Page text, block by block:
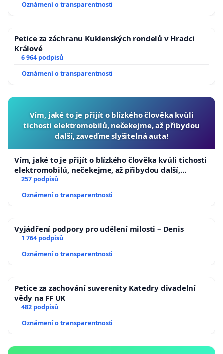
Oznámení o transparentnosti
Petice za záchranu Kuklenských rondelů v Hradci
Králové
6 964 podpisů
Oznámení o transparentnosti
Vím, jaké to je přijít o blízkého člověka kvůli
tichosti elektromobilů, nečekejme, až přibydou
další, zaveďme slyšitelná auta!
Vím, jaké to je přijít o blízkého člověka kvůli tichosti
elektromobilů, nečekejme, až přibydou další,
zaveďme slyšitelná auta!
257 podpisů
Oznámení o transparentnosti
Vyjádření podpory pro udělení milosti – Denis
1 764 podpisů
Oznámení o transparentnosti
Petice za zachování suverenity Katedry divadelní
vědy na FF UK
482 podpisů
Oznámení o transparentnosti